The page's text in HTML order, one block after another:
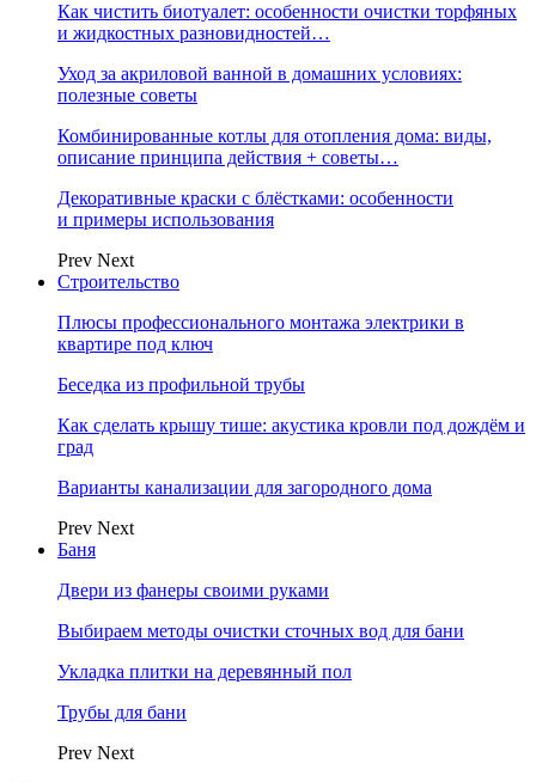
Как чистить биотуалет: особенности очистки торфяных
и жидкостных разновидностей…
Уход за акриловой ванной в домашних условиях:
полезные советы
Комбинированные котлы для отопления дома: виды,
описание принципа действия + советы…
Декоративные краски с блёстками: особенности
и примеры использования
Prev Next
Строительство
Плюсы профессионального монтажа электрики в
квартире под ключ
Беседка из профильной трубы
Как сделать крышу тише: акустика кровли под дождём и
град
Варианты канализации для загородного дома
Prev Next
Баня
Двери из фанеры своими руками
Выбираем методы очистки сточных вод для бани
Укладка плитки на деревянный пол
Трубы для бани
Prev Next